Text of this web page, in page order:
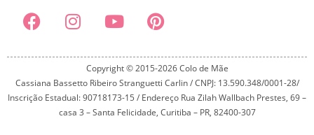
Copyright © 2015-2026 Colo de Mãe
Cassiana Bassetto Ribeiro Stranguetti Carlin / CNPJ: 13.590.348/0001-28/
Inscrição Estadual: 90718173-15 / Endereço Rua Zilah Wallbach Prestes, 69 –
casa 3 – Santa Felicidade, Curitiba – PR, 82400-307